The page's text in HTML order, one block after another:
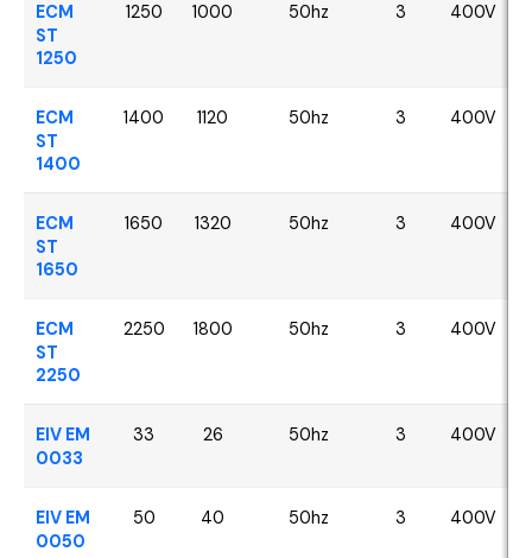
ECM
ST
1250
1250 1000 50hz 3 400V
ECM
ST
1400
1400 1120 50hz 3 400V
ECM
ST
1650
1650 1320 50hz 3 400V
ECM
ST
2250
2250 1800 50hz 3 400V
EIV EM
0033
33 26 50hz 3 400V
EIV EM
0050
50 40 50hz 3 400V